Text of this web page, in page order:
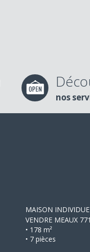
nos
+
MAISON
VENDRE MEAUX
• 178 m²
• 7 pièces